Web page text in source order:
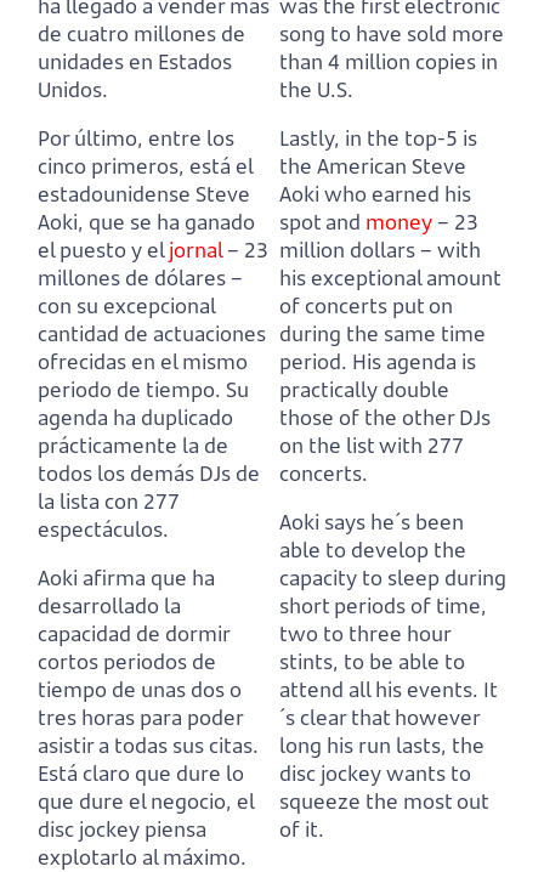
de cuatro millones de
unidades en Estados
Unidos.
Por último, entre los
cinco primeros, está el
estadounidense Steve
Aoki, que se ha ganado
el puesto y eljornal– 23
millones de dólares –
con su excepcional
cantidad de actuaciones
ofrecidas en el mismo
periodo de tiempo. Su
agenda ha duplicado
prácticamente la de
todos los demás DJs de
la lista con 277
espectáculos.
Aoki afirma que ha
desarrollado la
capacidad de dormir
cortos periodos de
tiempo de unas dos o
tres horas para poder
asistir a todas sus citas.
Está claro que dure lo
que dure el negocio, el
disc jockey piensa
explotarlo al máximo.
song to have sold more
than 4 million copies in
the U.S.
Lastly, in the top-5 is
the American Steve
Aoki who earned his
spot and money – 23
million dollars – with
his exceptional amount
of concerts put on
during the same time
period. His agenda is
practically double
those of the other DJs
on the list with 277
concerts.
Aoki says he´s been
able to develop the
capacity to sleep during
short periods of time,
two to three hour
stints, to be able to
attend all his events. It
´s clear that however
long his run lasts, the
disc jockey wants to
squeeze the most out
of it.